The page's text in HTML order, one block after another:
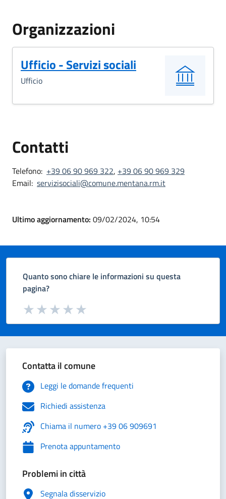
Organizzazioni
Ufficio - Servizi sociali
Ufficio
Contatti
Telefono: +39 06 90 969 322, +39 06 90 969 329
Email: servizisociali@comune.mentana.rm.it
Ultimo aggiornamento: 09/02/2024, 10:54
Quanto sono chiare le informazioni su questa
pagina?
Valuta da 1 a 5 stelle la pagina
Valuta 5 stelle su 5
Valuta 4 stelle su 5
Valuta 3 stelle su 5
Valuta 2 stelle su 5
Valuta 1 stelle su 5
Contatta il comune
Leggi le domande frequenti
Richiedi assistenza
Chiama il numero +39 06 909691
Prenota appuntamento
Problemi in città
Segnala disservizio